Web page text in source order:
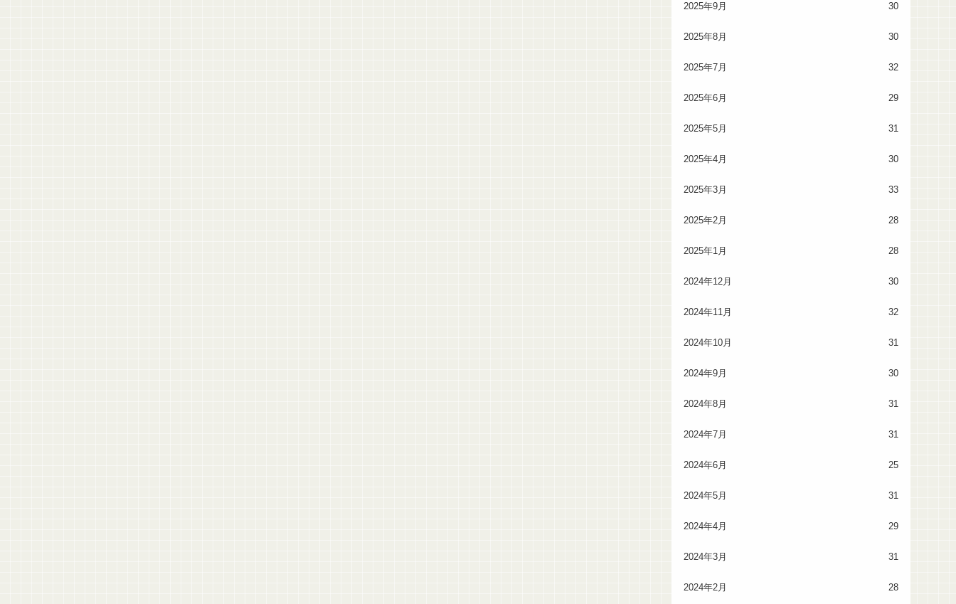
2025年9月 30
2025年8月 30
2025年7月 32
2025年6月 29
2025年5月 31
2025年4月 30
2025年3月 33
2025年2月 28
2025年1月 28
2024年12月 30
2024年11月 32
2024年10月 31
2024年9月 30
2024年8月 31
2024年7月 31
2024年6月 25
2024年5月 31
2024年4月 29
2024年3月 31
2024年2月 28